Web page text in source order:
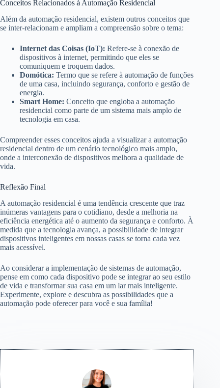
Conceitos Relacionados à Automação Residencial
Além da automação residencial, existem outros conceitos que
se inter-relacionam e ampliam a compreensão sobre o tema:
Internet das Coisas (IoT): Refere-se à conexão de
dispositivos à internet, permitindo que eles se
comuniquem e troquem dados.
Domótica: Termo que se refere à automação de funções
de uma casa, incluindo segurança, conforto e gestão de
energia.
Smart Home: Conceito que engloba a automação
residencial como parte de um sistema mais amplo de
tecnologia em casa.
Compreender esses conceitos ajuda a visualizar a automação
residencial dentro de um cenário tecnológico mais amplo,
onde a interconexão de dispositivos melhora a qualidade de
vida.
Reflexão Final
A automação residencial é uma tendência crescente que traz
inúmeras vantagens para o cotidiano, desde a melhoria na
eficiência energética até o aumento da segurança e conforto. À
medida que a tecnologia avança, a possibilidade de integrar
dispositivos inteligentes em nossas casas se torna cada vez
mais acessível.
Ao considerar a implementação de sistemas de automação,
pense em como cada dispositivo pode se integrar ao seu estilo
de vida e transformar sua casa em um lar mais inteligente.
Experimente, explore e descubra as possibilidades que a
automação pode oferecer para você e sua família!